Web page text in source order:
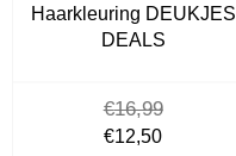
Haarkleuring DEUKJES
DEALS
€16,99
Oorspronkelijke
€12,50Huidige